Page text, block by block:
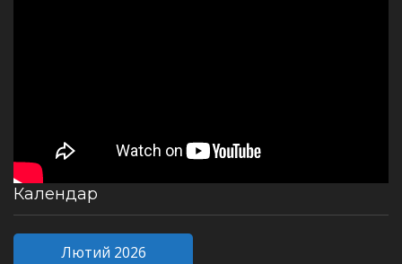
Календар
Лютий 2026